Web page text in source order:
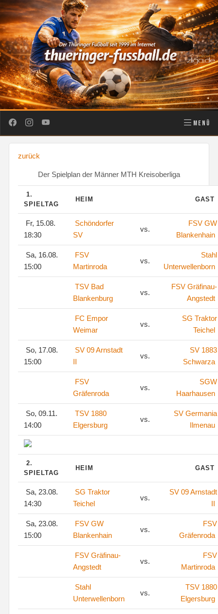
MENÜ
zurück
Der Spielplan der Männer MTH Kreisoberliga
1.
SPIELTAG
HEIM GAST
Fr, 15.08.
18:30
Schöndorfer
SV
vs.
FSV GW
Blankenhain
Sa, 16.08.
15:00
FSV
Martinroda
vs.
Stahl
Unterwellenborn
TSV Bad
Blankenburg
vs.
FSV Gräfinau-
Angstedt
FC Empor
Weimar
vs.
SG Traktor
Teichel
So, 17.08.
15:00
SV 09 Arnstadt
II
vs.
SV 1883
Schwarza
FSV
Gräfenroda
vs.
SGW
Haarhausen
So, 09.11.
14:00
TSV 1880
Elgersburg
vs.
SV Germania
Ilmenau
2.
SPIELTAG
HEIM GAST
Sa, 23.08.
14:30
SG Traktor
Teichel
vs.
SV 09 Arnstadt
II
Sa, 23.08.
15:00
FSV GW
Blankenhain
vs.
FSV
Gräfenroda
FSV Gräfinau-
Angstedt
vs.
FSV
Martinroda
Stahl
Unterwellenborn
vs.
TSV 1880
Elgersburg